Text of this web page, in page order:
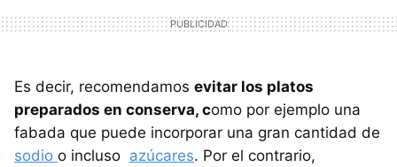
Es decir, recomendamos evitar los platos
preparados en conserva, como por ejemplo una
fabada que puede incorporar una gran cantidad de
sodio o incluso azúcares. Por el contrario,